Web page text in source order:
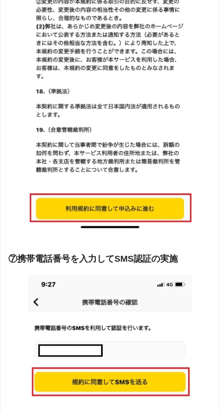
⑦携帯電話番号を入力してSMS認証の実施